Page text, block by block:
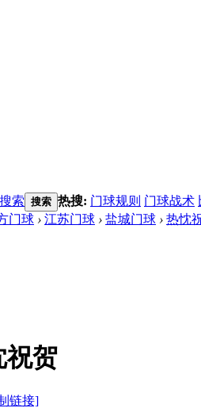
搜索 搜索 热搜: 门球规则 门球战术
门球 › 江苏门球 › 盐城门球 › 热忱
祝贺
链接]